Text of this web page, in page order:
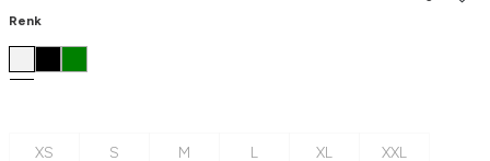
Renk
XS S M L XL XXL